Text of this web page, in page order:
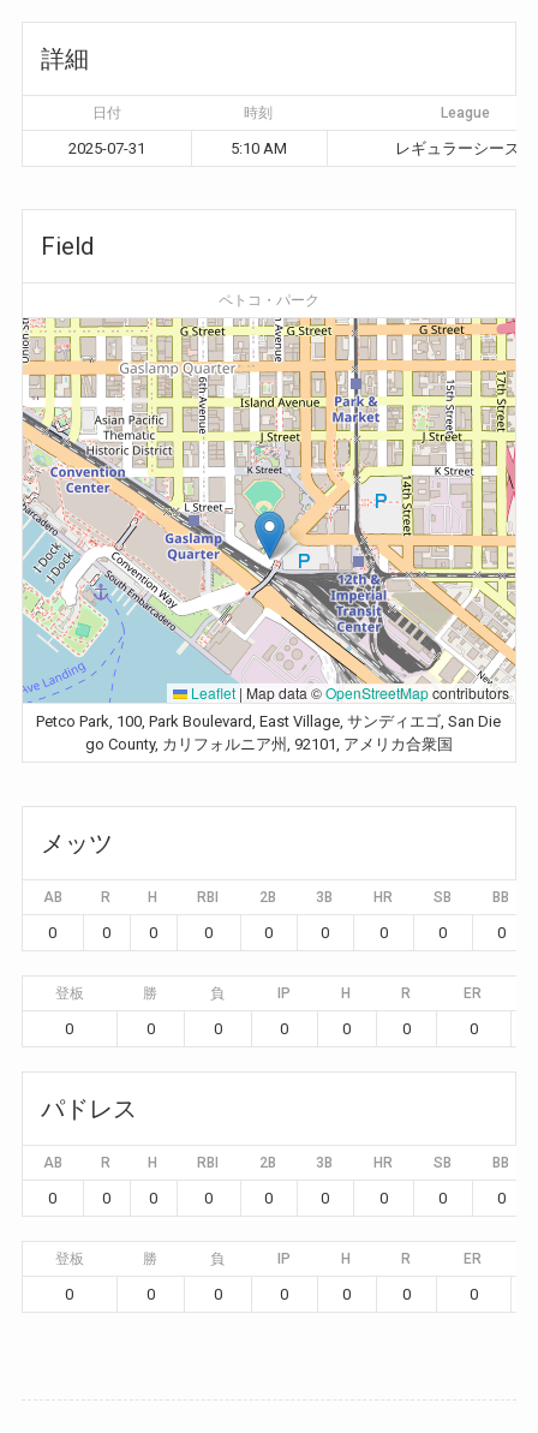
詳細
日付 時刻 League
2025-07-31 5:10 AM レギュラーシーズン
Field
ペトコ・パーク
Leaflet | Map data ©OpenStreetMapcontributors
Petco Park, 100, Park Boulevard, East Village, サンディエゴ, San Die
go County, カリフォルニア州, 92101, アメリカ合衆国
メッツ
AB R H RBI 2B 3B HR SB BB
0 0 0 0 0 0 0 0 0
登板 勝 負 IP H R ER
0 0 0 0 0 0 0
パドレス
AB R H RBI 2B 3B HR SB BB
0 0 0 0 0 0 0 0 0
登板 勝 負 IP H R ER
0 0 0 0 0 0 0